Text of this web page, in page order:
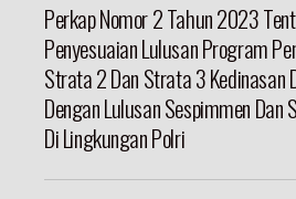
Perkap Nomor 2 Tahun 2023
Penyesuaian Lulusan Program
Strata 2 Dan Strata 3 Kedinasan
Dengan Lulusan Sespimmen Dan
Di Lingkungan Polri